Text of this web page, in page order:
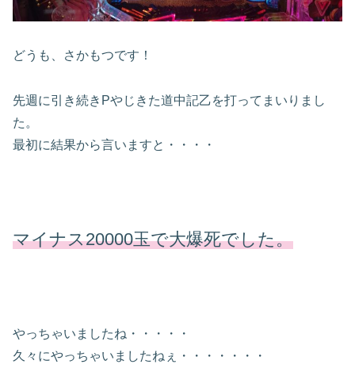
どうも、さかもつです！
先週に引き続きPやじきた道中記乙を打ってまいりまし
た。
最初に結果から言いますと・・・・
マイナス20000玉で大爆死でした。
やっちゃいましたね・・・・・
久々にやっちゃいましたねぇ・・・・・・・